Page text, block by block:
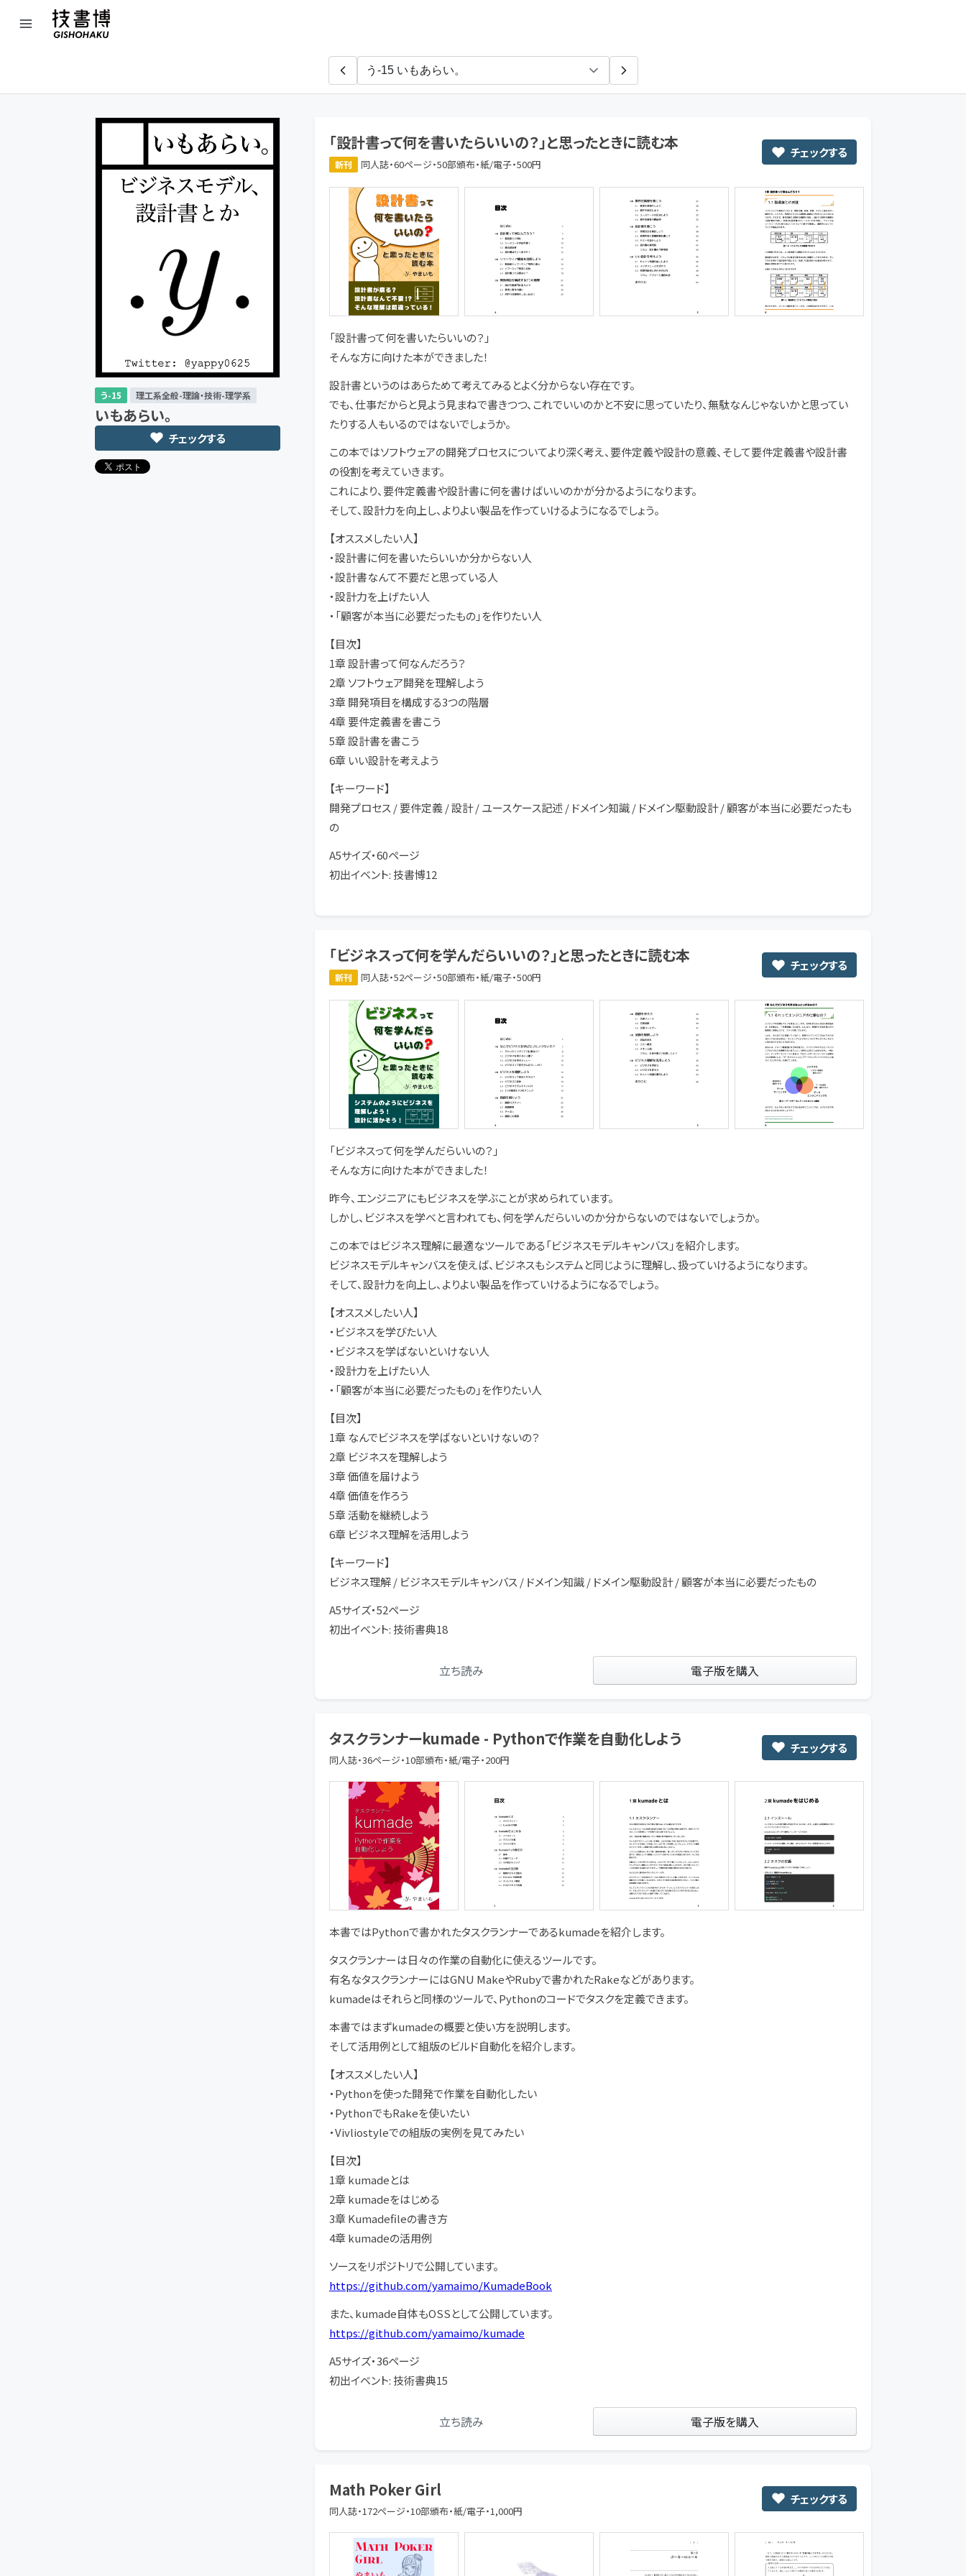
Type D4 Lab たいら屋
う-15 理工系全般-理論・技術-理学系
いもあらい。
チェックする
「設計書って何を書いたらいいの？」と思ったときに読む本
新刊 同人誌・60ページ・50部頒布・紙/電子・500円
チェックする
「設計書って何を書いたらいいの？」
そんな方に向けた本ができました！
設計書というのはあらためて考えてみるとよく分からない存在です。
でも、仕事だからと見よう見まねで書きつつ、これでいいのかと不安に思っていたり、無駄なんじゃないかと思ってい
たりする人もいるのではないでしょうか。
この本ではソフトウェアの開発プロセスについてより深く考え、要件定義や設計の意義、そして要件定義書や設計書
の役割を考えていきます。
これにより、要件定義書や設計書に何を書けばいいのかが分かるようになります。
そして、設計力を向上し、よりよい製品を作っていけるようになるでしょう。
【オススメしたい人】
・設計書に何を書いたらいいか分からない人
・設計書なんて不要だと思っている人
・設計力を上げたい人
・「顧客が本当に必要だったもの」を作りたい人
【目次】
1章 設計書って何なんだろう？
2章 ソフトウェア開発を理解しよう
3章 開発項目を構成する3つの階層
4章 要件定義書を書こう
5章 設計書を書こう
6章 いい設計を考えよう
【キーワード】
開発プロセス / 要件定義 / 設計 / ユースケース記述 / ドメイン知識 / ドメイン駆動設計 / 顧客が本当に必要だったも
の
A5サイズ・60ページ
初出イベント: 技書博12
「ビジネスって何を学んだらいいの？」と思ったときに読む本
新刊 同人誌・52ページ・50部頒布・紙/電子・500円
チェックする
「ビジネスって何を学んだらいいの？」
そんな方に向けた本ができました！
昨今、エンジニアにもビジネスを学ぶことが求められています。
しかし、ビジネスを学べと言われても、何を学んだらいいのか分からないのではないでしょうか。
この本ではビジネス理解に最適なツールである「ビジネスモデルキャンバス」を紹介します。
ビジネスモデルキャンバスを使えば、ビジネスもシステムと同じように理解し、扱っていけるようになります。
そして、設計力を向上し、よりよい製品を作っていけるようになるでしょう。
【オススメしたい人】
・ビジネスを学びたい人
・ビジネスを学ばないといけない人
・設計力を上げたい人
・「顧客が本当に必要だったもの」を作りたい人
【目次】
1章 なんでビジネスを学ばないといけないの？
2章 ビジネスを理解しよう
3章 価値を届けよう
4章 価値を作ろう
5章 活動を継続しよう
6章 ビジネス理解を活用しよう
【キーワード】
ビジネス理解 / ビジネスモデルキャンバス / ドメイン知識 / ドメイン駆動設計 / 顧客が本当に必要だったもの
A5サイズ・52ページ
初出イベント: 技術書典18
立ち読み 電子版を購入
タスクランナーkumade - Pythonで作業を自動化しよう
同人誌・36ページ・10部頒布・紙/電子・200円
チェックする
本書ではPythonで書かれたタスクランナーであるkumadeを紹介します。
タスクランナーは日々の作業の自動化に使えるツールです。
有名なタスクランナーにはGNU MakeやRubyで書かれたRakeなどがあります。
kumadeはそれらと同様のツールで、Pythonのコードでタスクを定義できます。
本書ではまずkumadeの概要と使い方を説明します。
そして活用例として組版のビルド自動化を紹介します。
【オススメしたい人】
・Pythonを使った開発で作業を自動化したい
・PythonでもRakeを使いたい
・Vivliostyleでの組版の実例を見てみたい
【目次】
1章 kumadeとは
2章 kumadeをはじめる
3章 Kumadefileの書き方
4章 kumadeの活用例
ソースをリポジトリで公開しています。
https://github.com/yamaimo/KumadeBook
また、kumade自体もOSSとして公開しています。
https://github.com/yamaimo/kumade
A5サイズ・36ページ
初出イベント: 技術書典15
立ち読み 電子版を購入
Math Poker Girl
同人誌・172ページ・10部頒布・紙/電子・1,000円
チェックする